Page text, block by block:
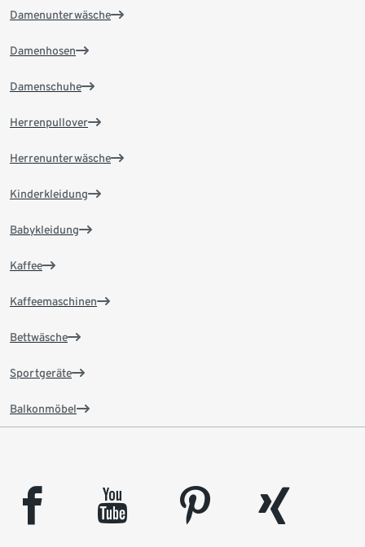
Damenunterwäsche
Damenhosen
Damenschuhe
Herrenpullover
Herrenunterwäsche
Kinderkleidung
Babykleidung
Kaffee
Kaffeemaschinen
Bettwäsche
Sportgeräte
Balkonmöbel
facebook youtube pinterest
xing